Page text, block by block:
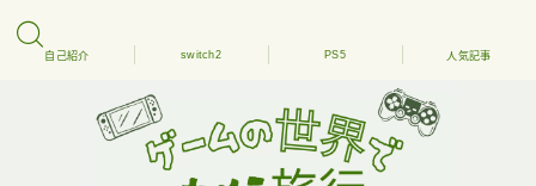
自己紹介 switch2 PS5 人気記事